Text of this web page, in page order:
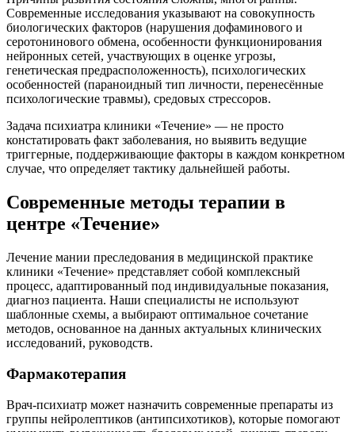
Современные исследования указывают на совокупность
биологических факторов (нарушения дофаминового и
серотонинового обмена, особенности функционирования
нейронных сетей, участвующих в оценке угрозы,
генетическая предрасположенность), психологических
особенностей (параноидный тип личности, перенесённые
психологические травмы), средовых стрессоров.
Задача психиатра клиники «Течение» — не просто
констатировать факт заболевания, но выявить ведущие
триггерные, поддерживающие факторы в каждом конкретном
случае, что определяет тактику дальнейшей работы.
Современные методы терапии в
центре «Течение»
Лечение мании преследования в медицинской практике
клиники «Течение» представляет собой комплексный
процесс, адаптированный под индивидуальные показания,
диагноз пациента. Наши специалисты не используют
шаблонные схемы, а выбирают оптимальное сочетание
методов, основанное на данных актуальных клинических
исследований, руководств.
Фармакотерапия
Врач-психиатр может назначить современные препараты из
группы нейролептиков (антипсихотиков), которые помогают